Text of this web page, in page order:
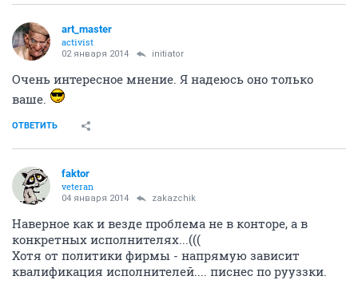
art_master
activist
02 января 2014 initiator
Очень интересное мнение. Я надеюсь оно только
ваше.
ОТВЕТИТЬ
faktor
veteran
04 января 2014 zakazchik
Наверное как и везде проблема не в конторе, а в
конкретных исполнителях...(((
Хотя от политики фирмы - напрямую зависит
квалификация исполнителей.... писнес по рууззки.